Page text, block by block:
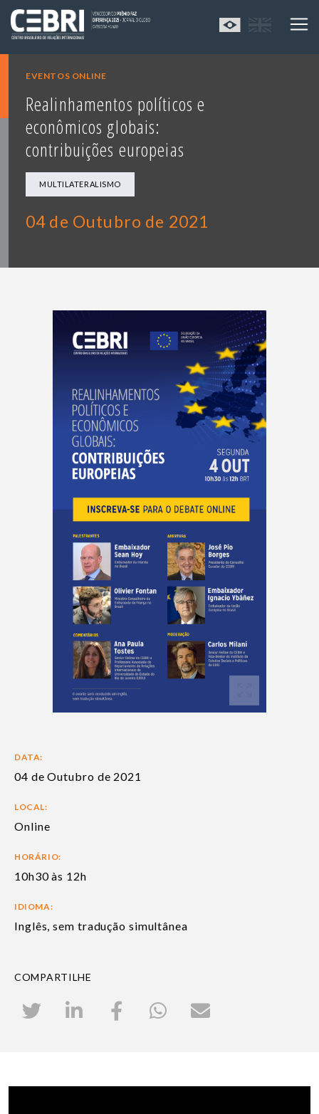
EVENTOS ONLINE
Realinhamentos políticos e
econômicos globais:
contribuições europeias
MULTILATERALISMO
04 de Outubro de 2021
DATA:
04 de Outubro de 2021
LOCAL:
Online
HORÁRIO:
10h30 às 12h
IDIOMA:
Inglês, sem tradução simultânea
COMPARTILHE